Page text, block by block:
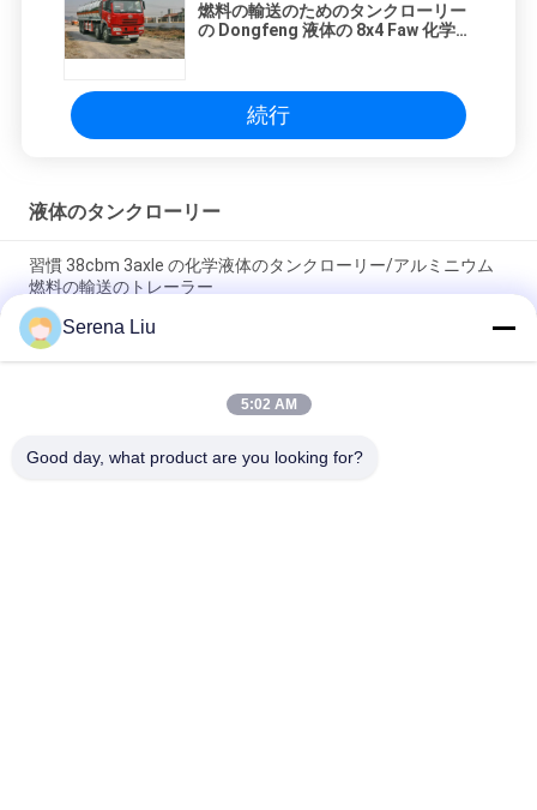
燃料の輸送のためのタンクローリー
の Dongfeng 液体の 8x4 Faw 化学容
続行
液体のタンクローリー
習慣 38cbm 3axle の化学液体のタンクローリー/アルミニウム
燃料の輸送のトレーラー
エーテルのガスの 3 つの BPW の車軸が付いているディーゼル液
体のタンクローリー、42500L SU
燃料の輸送のためのタンクローリーの Dongfeng 液体の 8x4
Serena Liu
5:02 AM
Good day, what product are you looking for?